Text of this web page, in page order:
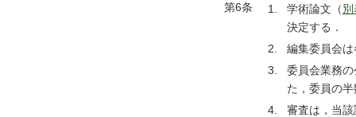
第6条 1. 学術論文（ 別
決定する．
2.
編集委員会
3.
委員会業務
た，委員の
4.
審査は，当